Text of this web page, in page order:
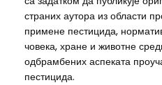
страних аутора из области
примене пестицида,
човека, хране и животне
одбрамбених аспеката
пестицида.